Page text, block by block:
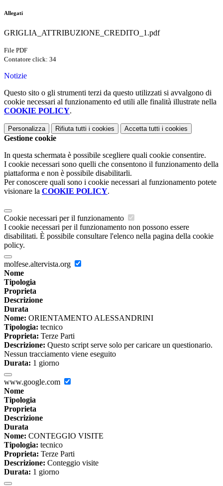
Allegati
GRIGLIA_ATTRIBUZIONE_CREDITO_1.pdf
File PDF
Contatore click: 34
Notizie
Questo sito o gli strumenti terzi da questo utilizzati si avvalgono di
cookie necessari al funzionamento ed utili alle finalità illustrate nella
COOKIE POLICY.
Personalizza Rifiuta tutti i cookies Accetta tutti i cookies
Gestione cookie
In questa schermata è possibile scegliere quali cookie consentire.
I cookie necessari sono quelli che consentono il funzionamento della
piattaforma e non è possibile disabilitarli.
Per conoscere quali sono i cookie necessari al funzionamento potete
visionare la COOKIE POLICY.
Cookie necessari per il funzionamento
I cookie necessari per il funzionamento non possono essere
disabilitati. È possibile consultare l'elenco nella pagina della cookie
policy.
molfese.altervista.org
Nome
Tipologia
Proprieta
Descrizione
Durata
Nome: ORIENTAMENTO ALESSANDRINI
Tipologia: tecnico
Proprieta: Terze Parti
Descrizione: Questo script serve solo per caricare un questionario.
Nessun tracciamento viene eseguito
Durata: 1 giorno
www.google.com
Nome
Tipologia
Proprieta
Descrizione
Durata
Nome: CONTEGGIO VISITE
Tipologia: tecnico
Proprieta: Terze Parti
Descrizione: Conteggio visite
Durata: 1 giorno